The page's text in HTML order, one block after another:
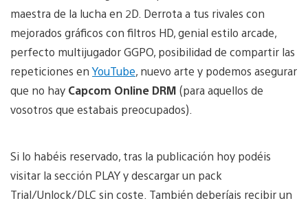
maestra de la lucha en 2D. Derrota a tus rivales con
mejorados gráficos con filtros HD, genial estilo arcade,
perfecto multijugador GGPO, posibilidad de compartir las
repeticiones enYouTube, nuevo arte y podemos asegurar
que no hay Capcom Online DRM (para aquellos de
vosotros que estabais preocupados).
Si lo habéis reservado, tras la publicación hoy podéis
visitar la sección PLAY y descargar un pack
Trial/Unlock/DLC sin coste. También deberíais recibir un